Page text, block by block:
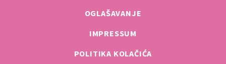
OGLAŠAVANJE
IMPRESSUM
POLITIKA KOLAČIĆA